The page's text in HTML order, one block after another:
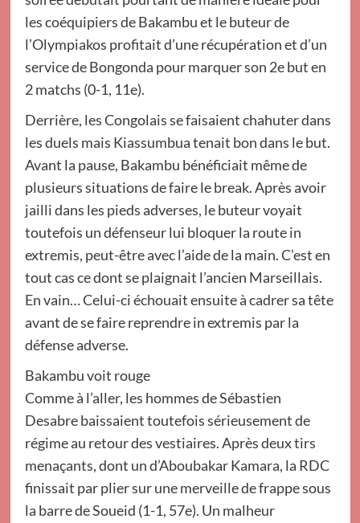
les coéquipiers de Bakambu et le buteur de
l’Olympiakos profitait d’une récupération et d’un
service de Bongonda pour marquer son 2e but en
2 matchs (0-1, 11e).
Derrière, les Congolais se faisaient chahuter dans
les duels mais Kiassumbua tenait bon dans le but.
Avant la pause, Bakambu bénéficiait même de
plusieurs situations de faire le break. Après avoir
jailli dans les pieds adverses, le buteur voyait
toutefois un défenseur lui bloquer la route in
extremis, peut-être avec l’aide de la main. C’est en
tout cas ce dont se plaignait l’ancien Marseillais.
En vain… Celui-ci échouait ensuite à cadrer sa tête
avant de se faire reprendre in extremis par la
défense adverse.
Bakambu voit rouge
Comme à l’aller, les hommes de Sébastien
Desabre baissaient toutefois sérieusement de
régime au retour des vestiaires. Après deux tirs
menaçants, dont un d’Aboubakar Kamara, la RDC
finissait par plier sur une merveille de frappe sous
la barre de Soueid (1-1, 57e). Un malheur